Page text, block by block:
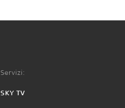
Servizi:
SKY TV